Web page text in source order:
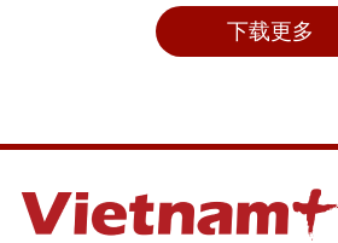
下载更多